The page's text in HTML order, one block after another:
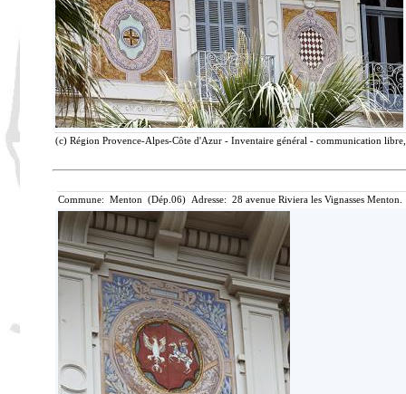
(c) Région Provence-Alpes-Côte d'Azur - Inventaire général - communication
Commune: Menton (Dép.06) Adresse: 28 avenue Riviera les Vignasses